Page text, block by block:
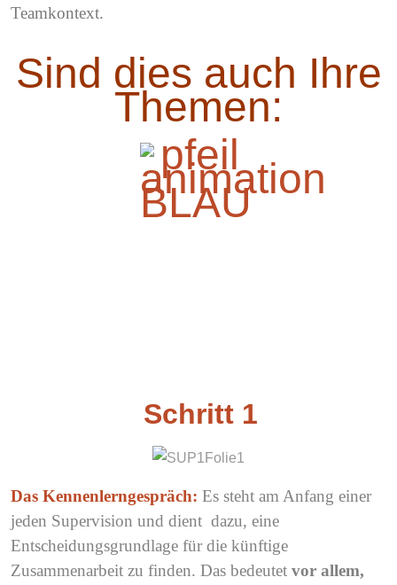
Teamkontext.
Sind dies auch Ihre
Themen:
Schritt 1
Das Kennenlerngespräch: Es steht am Anfang einer
jeden Supervision und dient dazu, eine
Entscheidungsgrundlage für die künftige
Zusammenarbeit zu finden. Das bedeutet vor allem,